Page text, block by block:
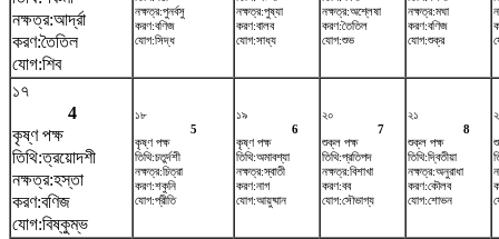
নক্ষত্র:আর্দ্রা
করণ:তৈতিল
যোগ:শিব
নক্ষত্র:পুনর্বসু
করণ:বণিজ
যোগ:সিদ্ধ
নক্ষত্র:পুষ্যা
করণ:বালব
যোগ:সাধ্য
নক্ষত্র:অশ্লেষা
করণ:তৈতিল
যোগ:শুভ
নক্ষত্র:মঘা
করণ:বণিজ
যোগ:শুক্র
১৭
4
কৃষ্ণ পক্ষ
তিথি:ত্রয়োদশী
নক্ষত্র:হস্তা
করণ:বণিজ
যোগ:বিষ্কুম্ভ
১৮
5
কৃষ্ণ পক্ষ
তিথি:চতুর্দশী
নক্ষত্র:চিত্রা
করণ:শকুনি
যোগ:প্রীতি
১৯
6
কৃষ্ণ পক্ষ
তিথি:অমাবশ্যা
নক্ষত্র:স্বাতী
করণ:নাগ
যোগ:আয়ুষ্মান
২০
7
শুক্ল পক্ষ
তিথি:প্রতিপদ
নক্ষত্র:বিশাখা
করণ:বব
যোগ:সৌভাগ্য
২১
8
শুক্ল পক্ষ
তিথি:দ্বিতীয়া
নক্ষত্র:অনুরাধা
করণ:কৌলব
যোগ:শোভন